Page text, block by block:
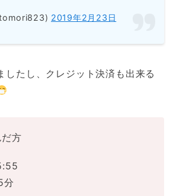
2019年2月23日
したし、クレジット決済も出来る
方